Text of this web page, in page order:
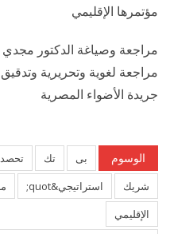
مؤتمرها الإقليمي
مراجعة وصياغة الدكتور مجدي
مراجعة لغوية وتحريرية
جريدة الأضواء المصرية
الوسوم بى تك تحصد
شريك
استراتيجي&quot;
الإقليمي